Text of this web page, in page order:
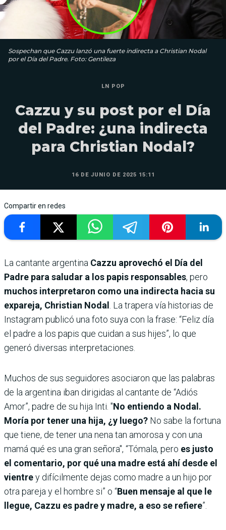
Sospechan que Cazzu lanzó una fuerte indirecta a Christian Nodal
por el Día del Padre. Foto: Gentileza
LN POP
Cazzu y su post por el Día
del Padre: ¿una indirecta
para Christian Nodal?
16 DE JUNIO DE 2025 15:11
Compartir en redes
La cantante argentina Cazzu aprovechó el Día del
Padre para saludar a los papis responsables, pero
muchos interpretaron como una indirecta hacia su
expareja, Christian Nodal
. La trapera vía historias de
Instagram publicó una foto suya con la frase: “Feliz día
el padre a los papis que cuidan a sus hijes”, lo que
generó diversas interpretaciones.
Muchos de sus seguidores asociaron que las palabras
de la argentina iban dirigidas al cantante de “Adiós
Amor”, padre de su hija Inti. "No entiendo a Nodal.
Moría por tener una hija, ¿y luego? No sabe la fortuna
que tiene, de tener una nena tan amorosa y con una
mamá qué es una gran señora", “Tómala, pero es justo
el comentario, por qué una madre está ahí desde el
vientrey difícilmente dejas como madre a un hijo por
otra pareja y el hombre si” o “Buen mensaje al que le
llegue, Cazzu es padre y madre, a eso se refiere”.